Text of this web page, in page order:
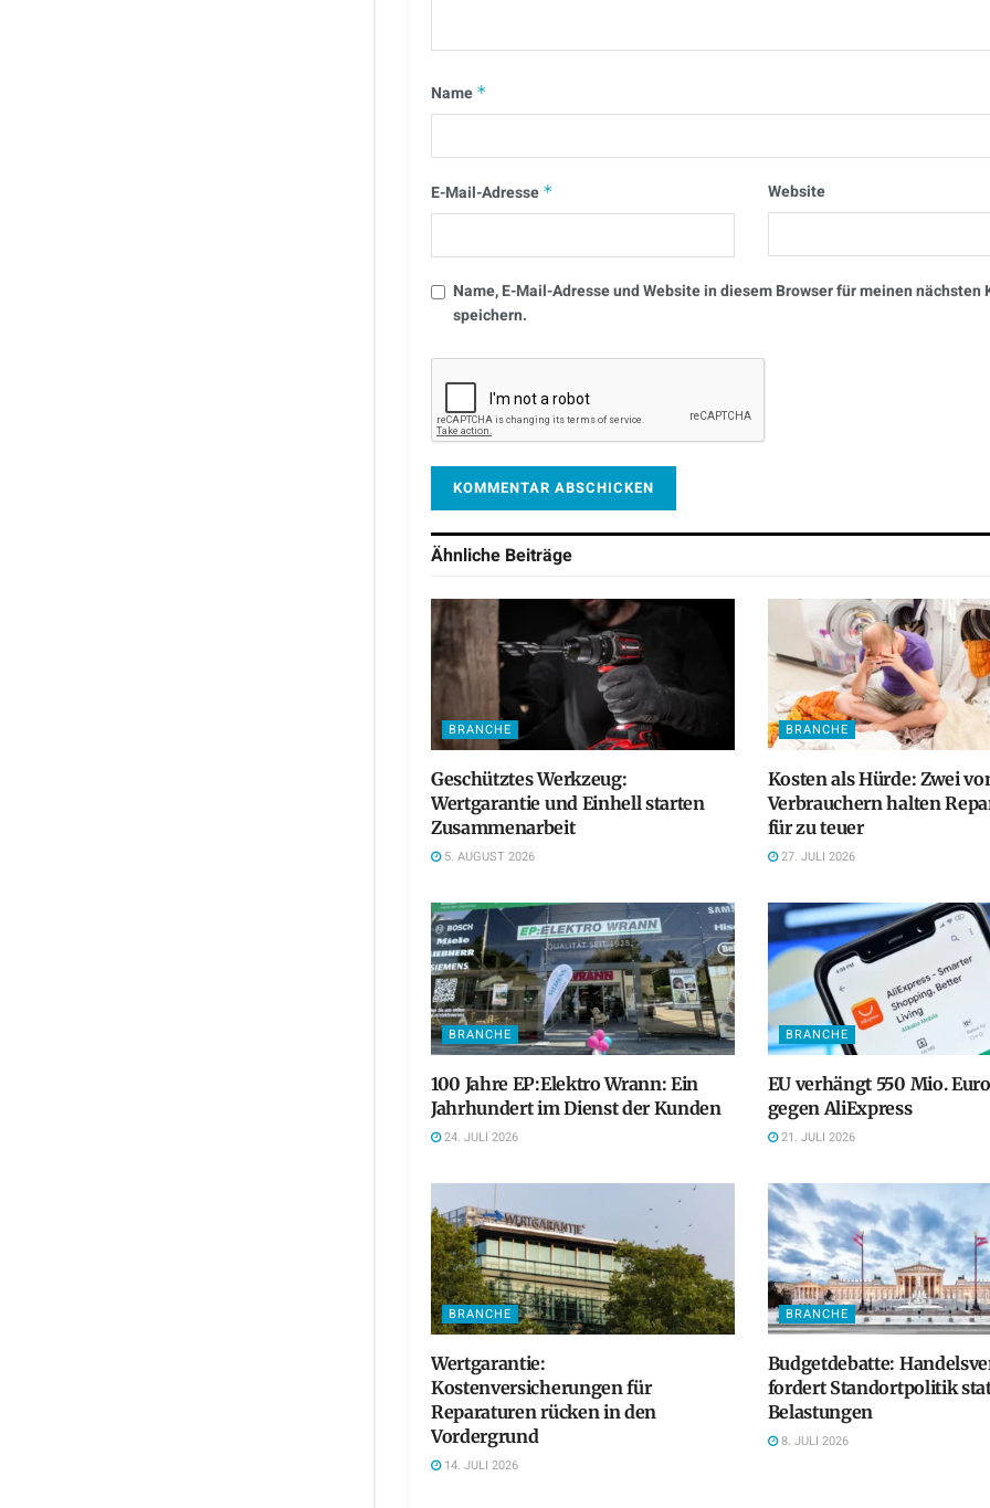
Name *
E-Mail-Adresse * Website
Name, E-Mail-Adresse und Website in diesem Browser für meinen nächsten
speichern.
Ähnliche Beiträge
BRANCHE
Geschütztes Werkzeug:
Wertgarantie und Einhell starten
Zusammenarbeit
5. AUGUST 2026
BRANCHE
Kosten als Hürde: Zwei
Verbrauchern halten
für zu teuer
27. JULI 2026
BRANCHE
100 Jahre EP:Elektro Wrann: Ein
Jahrhundert im Dienst der Kunden
24. JULI 2026
BRANCHE
EU verhängt 550 Mio.
gegen AliExpress
21. JULI 2026
BRANCHE
Wertgarantie:
Kostenversicherungen für
Reparaturen rücken in den
Vordergrund
14. JULI 2026
BRANCHE
Budgetdebatte:
fordert Standortpolitik
Belastungen
8. JULI 2026